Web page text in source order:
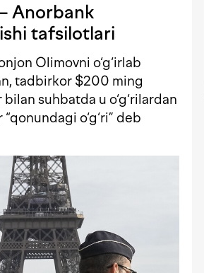
Anorbank
tafsilotlari
Olimovni o‘g‘irlab
tadbirkor $200 ming
suhbatda u o‘g‘rilardan
o‘g‘ri” deb